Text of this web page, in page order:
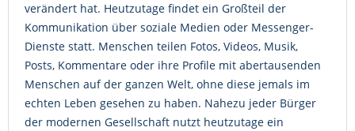
verändert hat. Heutzutage findet ein Großteil der
Kommunikation über soziale Medien oder Messenger-
Dienste statt. Menschen teilen Fotos, Videos, Musik,
Posts, Kommentare oder ihre Profile mit abertausenden
Menschen auf der ganzen Welt, ohne diese jemals im
echten Leben gesehen zu haben. Nahezu jeder Bürger
der modernen Gesellschaft nutzt heutzutage ein